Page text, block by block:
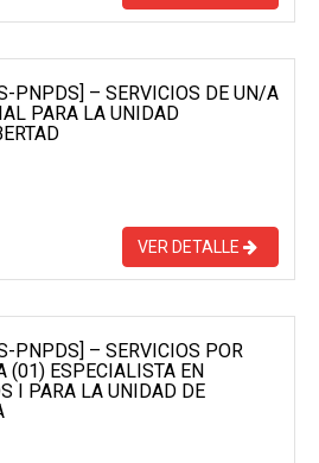
PNPDS] – SERVICIOS DE UN/A
PARA LA UNIDAD
VER DETALLE
PNPDS] – SERVICIOS POR
(01) ESPECIALISTA EN
I PARA LA UNIDAD DE